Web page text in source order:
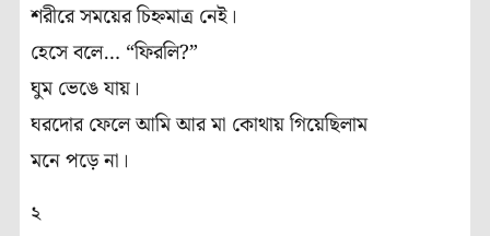
শরীরে সময়ের চিহ্নমাত্র নেই।
হেসে বলে… “ফিরলি?”
ঘুম ভেঙে যায়।
ঘরদোর ফেলে আমি আর মা কোথায় গিয়েছিলাম
মনে পড়ে না।
২